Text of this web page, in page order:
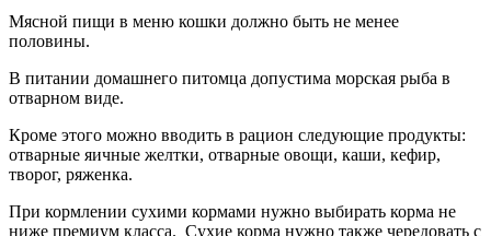
Мясной пищи в меню кошки должно быть не менее
половины.
В питании домашнего питомца допустима морская рыба в
отварном виде.
Кроме этого можно вводить в рацион следующие продукты:
отварные яичные желтки, отварные овощи, каши, кефир,
творог, ряженка.
При кормлении сухими кормами нужно выбирать корма не
ниже премиум класса. Сухие корма нужно также чередовать с